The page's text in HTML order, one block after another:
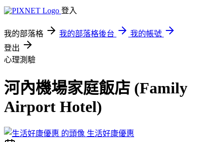
登入
我的部落格 我的部落格後台
我的帳號
登出
心理測驗
河內機場家庭飯店 (Family
Airport Hotel)
生活好康優惠